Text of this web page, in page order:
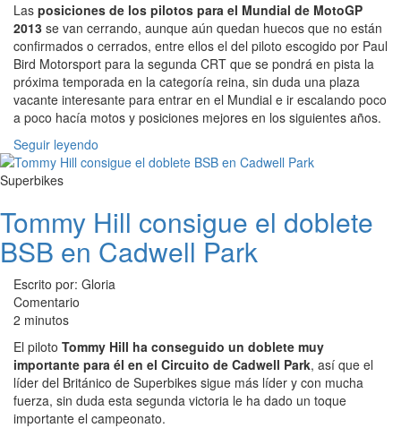
Las posiciones de los pilotos para el Mundial de MotoGP
2013 se van cerrando, aunque aún quedan huecos que no están
confirmados o cerrados, entre ellos el del piloto escogido por Paul
Bird Motorsport para la segunda CRT que se pondrá en pista la
próxima temporada en la categoría reina, sin duda una plaza
vacante interesante para entrar en el Mundial e ir escalando poco
a poco hacía motos y posiciones mejores en los siguientes años.
Seguir leyendo
Superbikes
Tommy Hill consigue el doblete
BSB en Cadwell Park
Escrito por: Gloria
Comentario
2 minutos
El piloto Tommy Hill ha conseguido un doblete muy
importante para él en el Circuito de Cadwell Park, así que el
líder del Británico de Superbikes sigue más líder y con mucha
fuerza, sin duda esta segunda victoria le ha dado un toque
importante el campeonato.